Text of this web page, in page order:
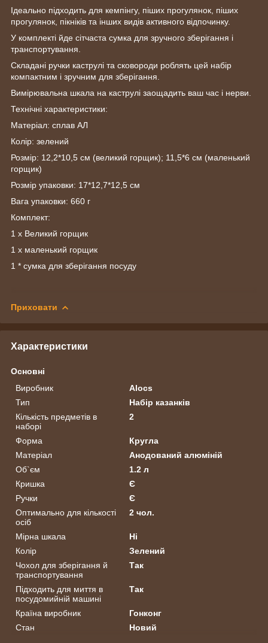
Ідеально підходить для кемпінгу, піших прогулянок, піших
прогулянок, пікніків та інших видів активного відпочинку.
У комплекті йде сітчаста сумка для зручного зберігання і
транспортування.
Складані ручки каструлі та сковороди роблять цей набір
компактним і зручним для зберігання.
Вимірювальна шкала на каструлі заощадить ваш час і нерви.
Технічні характеристики:
Матеріал: сплав АЛ
Колір: зелений
Розмір: 12,2*10,5 см (великий горщик); 11,5*6 см (маленький
горщик)
Розмір упаковки: 17*12,7*12,5 см
Вага упаковки: 660 г
Комплект:
1 х Великий горщик
1 х маленький горщик
1 * сумка для зберігання посуду
Приховати
Характеристики
Основні
Виробник
Alocs
Тип
Набір казанків
Кількість предметів в
наборі
2
Форма
Кругла
Матеріал
Анодований алюміній
Об`єм
1.2 л
Кришка
Є
Ручки
Є
Оптимально для кількості
осіб
2 чол.
Мірна шкала
Ні
Колір
Зелений
Чохол для зберігання й
транспортування
Так
Підходить для миття в
посудомийній машині
Так
Країна виробник
Гонконг
Стан
Новий